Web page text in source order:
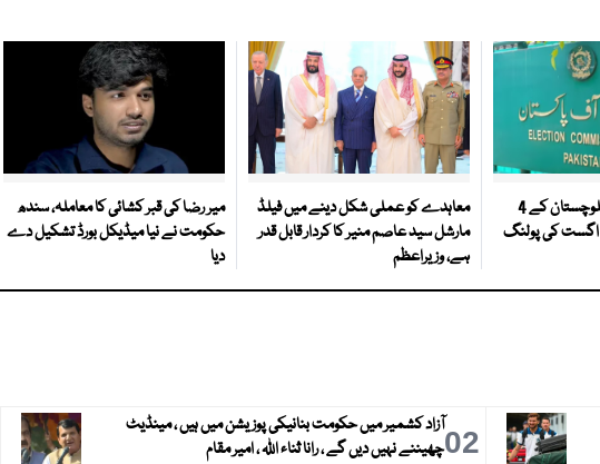
الیکشن کمیشن نے بلوچستان کے 4
بلدیاتی حلقوں میں 9 اگست کی پولنگ
معاہدے کو عملی شکل دینے میں فیلڈ
مارشل سید عاصم منیر کا کردار قابل قدر
ہے، وزیراعظم
میر رضا کی قبر کشائی کا معاملہ، سندھ
حکومت نے نیا میڈیکل بورڈ تشکیل دے
دیا
02آزاد کشمیر میں حکومت بنانیکی پوزیشن میں ہیں ، مینڈیٹ
چھیننے نہیں دیں گے ، رانا ثناء اللہ ، امیر مقام